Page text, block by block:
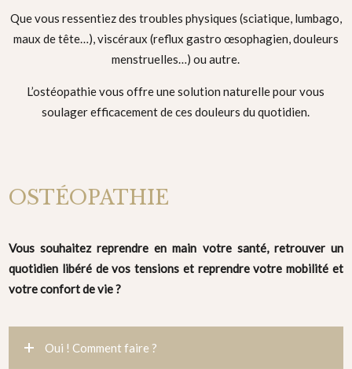
Que vous ressentiez des troubles physiques (sciatique, lumbago,
maux de tête…), viscéraux (reflux gastro œsophagien, douleurs
menstruelles…) ou autre.
L’ostéopathie vous offre une solution naturelle pour vous
soulager efficacement de ces douleurs du quotidien.
OSTÉOPATHIE
Vous souhaitez reprendre en main votre santé, retrouver un
quotidien libéré de vos tensions et reprendre votre mobilité et
votre confort de vie ?
Oui ! Comment faire ?